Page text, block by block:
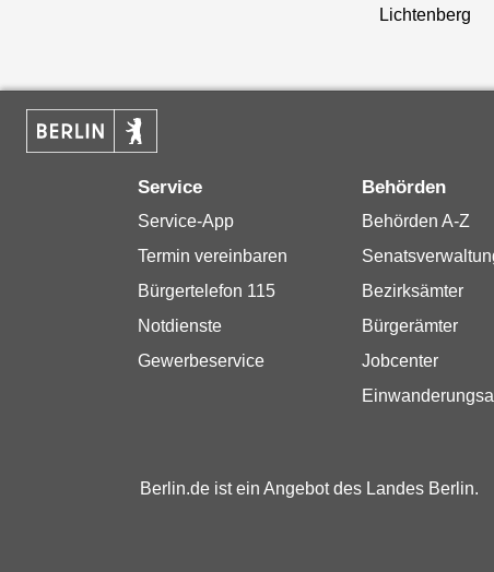
Lichtenberg
Service
Service-App
Termin vereinbaren
Bürgertelefon 115
Notdienste
Gewerbeservice
Behörden
Behörden A-Z
Bezirksämter
Bürgerämter
Jobcenter
Berlin.de ist ein Angebot des Landes Berlin.